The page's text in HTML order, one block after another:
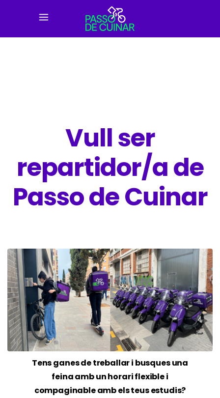
Vull ser
repartidor/a de
Passo de Cuinar
Tens ganes de treballar i busques una
feina amb un horari flexible i
compaginable amb els teus estudis?